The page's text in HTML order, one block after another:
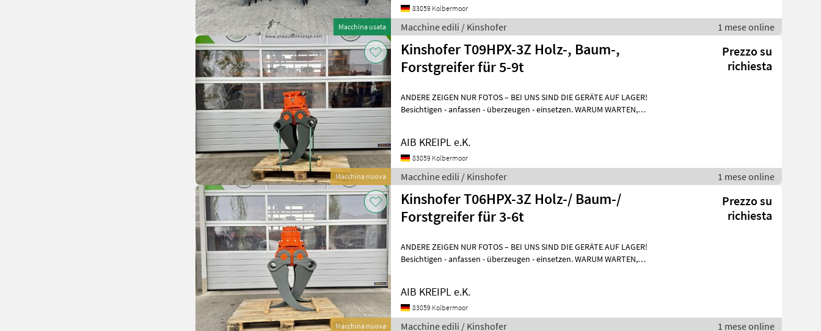
Macchina usata
83059 Kolbermoor
Macchine edili / Kinshofer 1 mese online
Macchina nuova
Kinshofer T09HPX-3Z Holz-, Baum-,
Forstgreifer für 5-9t
Prezzo su
richiesta
ANDERE ZEIGEN NUR FOTOS – BEI UNS SIND DIE GERÄTE AUF LAGER!
Besichtigen - anfassen - überzeugen - einsetzen. WARUM WARTEN,
AIB KREIPL e.K.
83059 Kolbermoor
Macchine edili / Kinshofer 1 mese online
Macchina nuova
Kinshofer T06HPX-3Z Holz-/ Baum-/
Forstgreifer für 3-6t
Prezzo su
richiesta
ANDERE ZEIGEN NUR FOTOS – BEI UNS SIND DIE GERÄTE AUF LAGER!
Besichtigen - anfassen - überzeugen - einsetzen. WARUM WARTEN,
AIB KREIPL e.K.
83059 Kolbermoor
Macchine edili / Kinshofer 1 mese online